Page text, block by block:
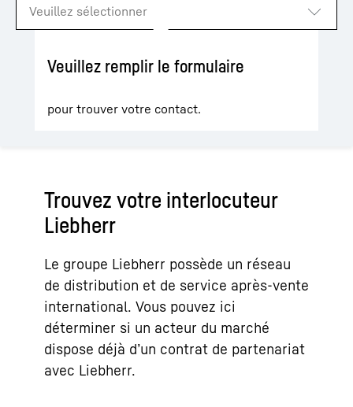
Veuillez remplir le formulaire
pour trouver votre contact.
Trouvez votre interlocuteur
Liebherr
Le groupe Liebherr possède un réseau
de distribution et de service après-vente
international. Vous pouvez ici
déterminer si un acteur du marché
dispose déjà d’un contrat de partenariat
avec Liebherr.